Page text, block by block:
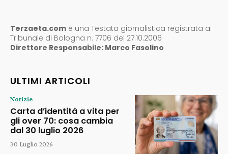
Terzaeta.com è una Testata giornalistica registrata al
Tribunale di Bologna n. 7706 del 27.10.2006
Direttore Responsabile: Marco Fasolino
ULTIMI ARTICOLI
Notizie
Carta d’identità a vita per
gli over 70: cosa cambia
dal 30 luglio 2026
30 Luglio 2026